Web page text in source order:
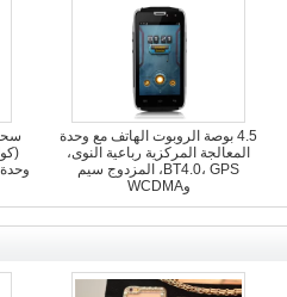
4.5 بوصة الروبوت الهاتف مع وحدة
المعالجة المركزية رباعية النوى،
BT4.0، GPS، المزدوج سيم
وWCDMA